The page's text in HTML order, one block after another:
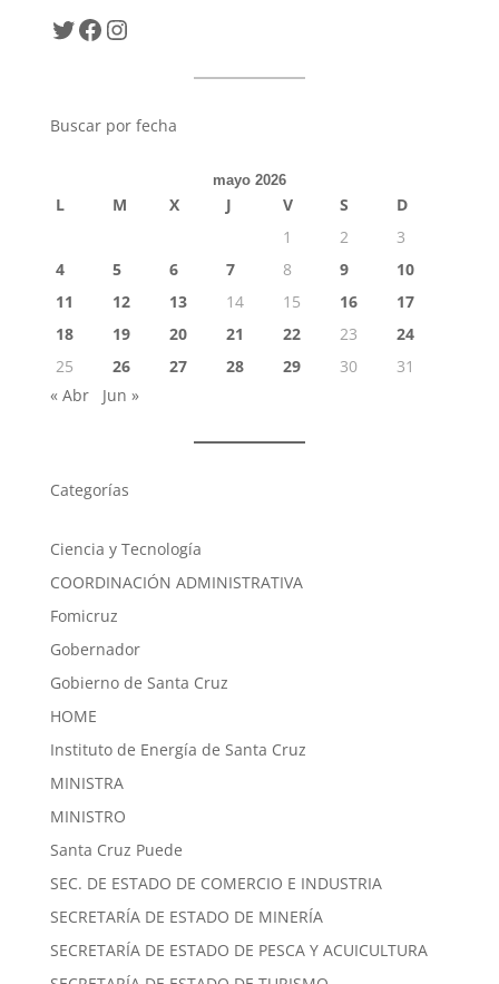
Twitter
Facebook
Instagram
Buscar por fecha
mayo 2026
L M X J V S
D
1
2
3
4
5 6 7 8 9
10
11
12 13 14 15 16
17
18
19 20 21 22 23
24
25
26 27 28 29 30
31
« Abr
Jun »
Categorías
Ciencia y Tecnología
COORDINACIÓN ADMINISTRATIVA
Fomicruz
Gobernador
Gobierno de Santa Cruz
HOME
Instituto de Energía de Santa Cruz
MINISTRA
MINISTRO
Santa Cruz Puede
SEC. DE ESTADO DE COMERCIO E INDUSTRIA
SECRETARÍA DE ESTADO DE MINERÍA
SECRETARÍA DE ESTADO DE PESCA Y ACUICULTURA